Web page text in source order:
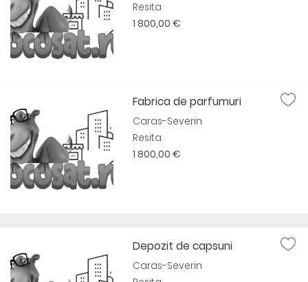
Resita
1 800,00 €
Fabrica de parfumuri
Caras-Severin
Resita
1 800,00 €
Depozit de capsuni
Caras-Severin